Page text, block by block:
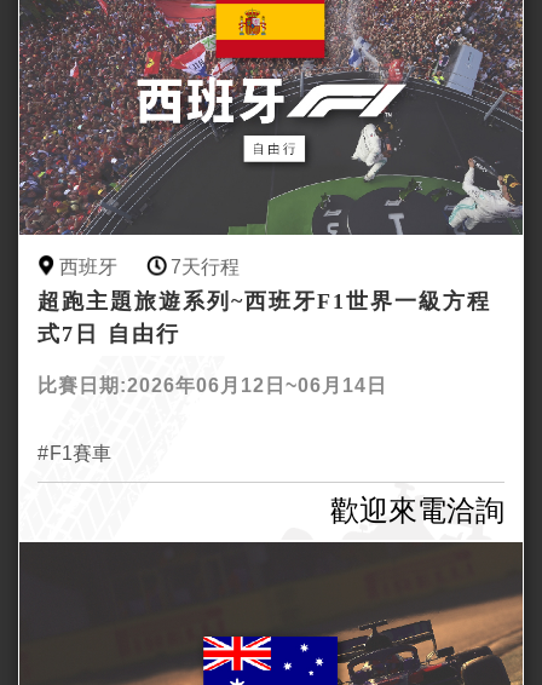
西班牙 7天行程
超跑主題旅遊系列~西班牙F1世界一級方程
式7日 自由行
比賽日期:2026年06月12日~06月14日
F1賽車
歡迎來電洽詢